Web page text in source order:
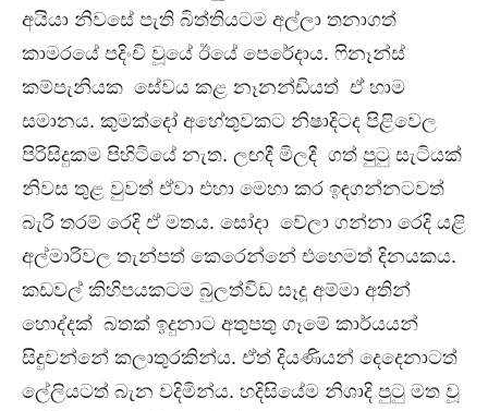
අයියා නිවසේ පැති බිත්තියටම අල්ලා තනාගත්
කාමරයේ පදිංචි වූයේ ඊයේ පෙරේදාය. ෆිනෑන්ස්
කම්පැනියක සේවය කළ නෑනන්ඩියත් ඒ හාම
සමානය. කුමක්දෝ අහේතුවකට නිෂාදිටද පිළිවෙල
පිරිසිදුකම පිහිටියේ නැත. ලඟදී මිලදී ගත් පුටු සැටියක්
නිවස තුළ වුවත් ඒවා එහා මෙහා කර ඉඳගන්නටවත්
බැරි තරම් රෙදි ඒ මතය. සෝදා වේලා ගන්නා රෙදි යළි
අල්මාරිවල තැන්පත් කෙරෙන්නේ එහෙමත් දිනයකය.
කඩවල් කිහිපයකටම බුලත්විඩ සෑදූ අම්මා අතින්
හොද්දක් බතක් ඉදුනාට අතුපතු ගෑමේ කාර්යයන්
සිදුවන්නේ කලාතුරකින්ය. ඒත් දියණියන් දෙදෙනාටත්
ලේලියටත් බැන වදිමින්ය. හදිසියේම නිශාදි පුටු මත වූ